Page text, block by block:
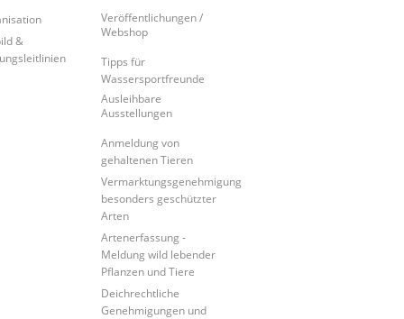
&
Veröffentlichungen /
Webshop
Tipps für
Wassersportfreunde
Ausleihbare
Ausstellungen
Anmeldung von
gehaltenen Tieren
Vermarktungsgenehmigung
besonders geschützter
Arten
Artenerfassung -
Meldung wild lebender
Pflanzen und Tiere
Deichrechtliche
Genehmigungen und